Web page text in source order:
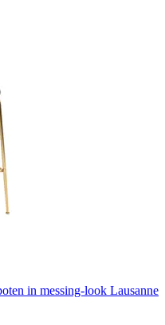
in messing-look Lausanne